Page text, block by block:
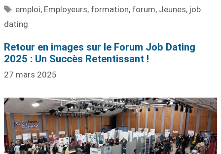
emploi, Employeurs, formation, forum, Jeunes, job
dating
Retour en images sur le Forum Job Dating
2025 : Un Succès Retentissant !
27 mars 2025